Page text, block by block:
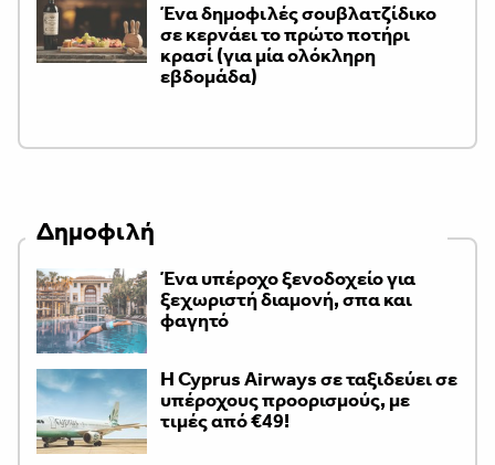
Ένα δημοφιλές σουβλατζίδικο
σε κερνάει το πρώτο ποτήρι
κρασί (για μία ολόκληρη
εβδομάδα)
Δημοφιλή
Ένα υπέροχο ξενοδοχείο για
ξεχωριστή διαμονή, σπα και
φαγητό
H Cyprus Airways σε ταξιδεύει σε
υπέροχους προορισμούς, με
τιμές από €49!